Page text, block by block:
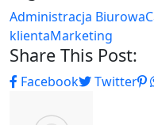
Administracja Biurowa
klientaMarketing
Share This Post:
Facebook Twitter